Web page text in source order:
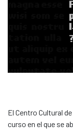
El Centro Cultural
curso en el que se